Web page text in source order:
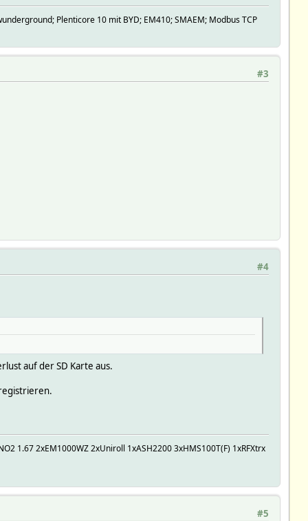
Plenticore 10 mit BYD; EM410; SMAEM; Modbus TCP
#3
#4
auf der SD Karte aus.
1.67 2xEM1000WZ 2xUniroll 1xASH2200 3xHMS100T(F) 1xRFXtrx
#5